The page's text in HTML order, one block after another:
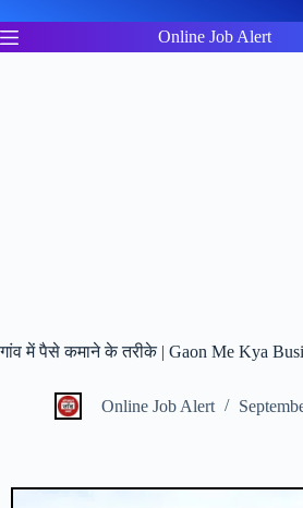
to
content
Online Job Alert
गांव में पैसे कमाने के तरीके | Gaon Me Kya
Online Job Alert